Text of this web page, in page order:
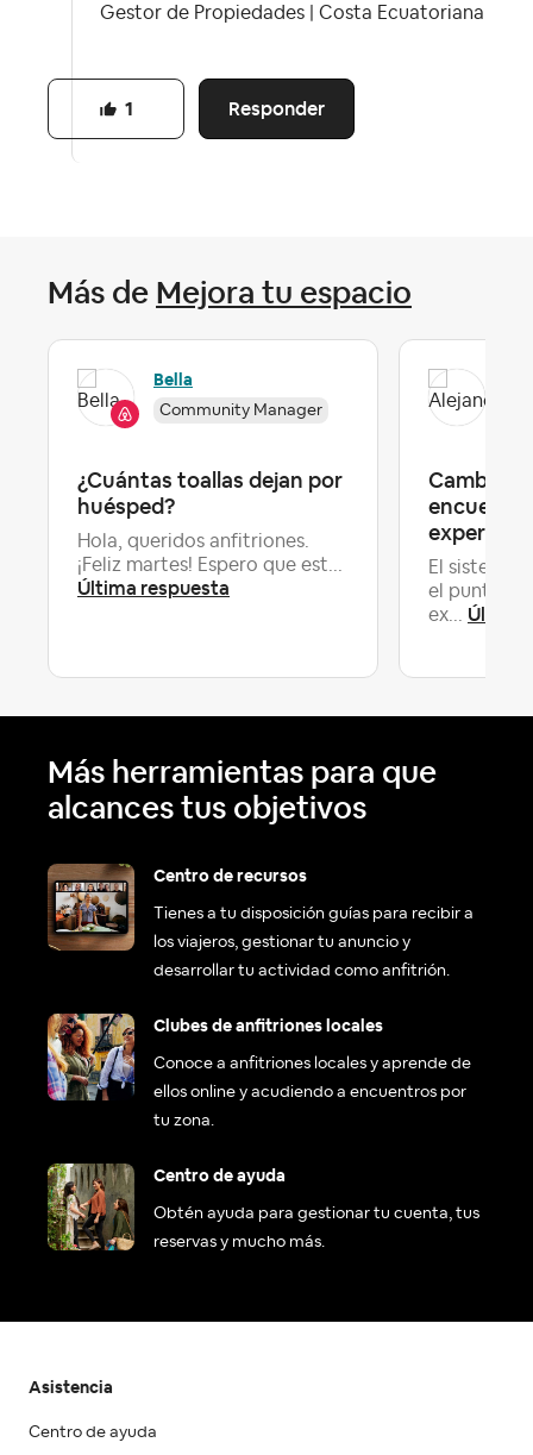
Gestor de Propiedades | Costa Ecuatoriana
Responder
1
Más de Mejora tu espacio
Bella
Community Manager
¿Cuántas toallas dejan por
huésped?
Hola, queridos anfitriones.
¡Feliz martes! Espero que est...
Última respuesta
Cambio
El sistema
el punto
ex... Última
Más herramientas para que
alcances tus objetivos
Centro de recursos
Tienes a tu disposición guías para recibir a
los viajeros, gestionar tu anuncio y
desarrollar tu actividad como anfitrión.
Clubes de anfitriones locales
Conoce a anfitriones locales y aprende de
ellos online y acudiendo a encuentros por
tu zona.
Centro de ayuda
Obtén ayuda para gestionar tu cuenta, tus
reservas y mucho más.
Asistencia
Centro de ayuda